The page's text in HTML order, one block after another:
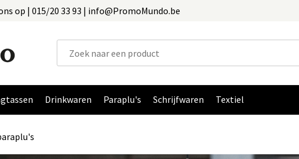
op | 015/20 33 93 | info@PromoMundo.be
Drinkwaren Paraplu's Schrijfwaren Textiel